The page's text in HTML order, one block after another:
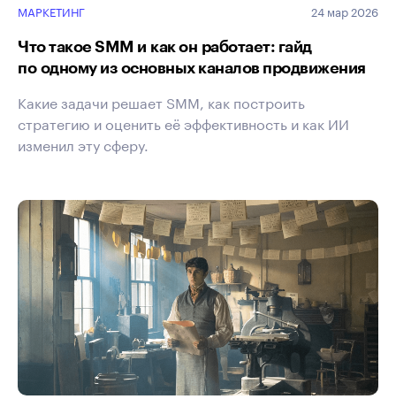
МАРКЕТИНГ 24 мар 2026
Что такое SMM и как он работает: гайд
по одному из основных каналов продвижения
Какие задачи решает SMM, как построить
стратегию и оценить её эффективность и как ИИ
изменил эту сферу.